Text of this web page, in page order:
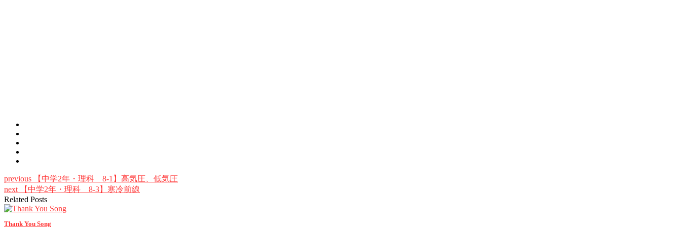
previous 【中学2年・理科 8-1】高気圧、低気圧
next 【中学2年・理科 8-3】寒冷前線
Related Posts
Thank You Song